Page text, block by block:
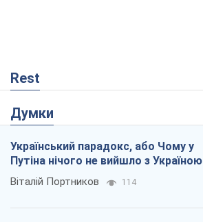
Rest
Думки
Український парадокс, або Чому у
Путіна нічого не вийшло з Україною
Віталій Портников 114